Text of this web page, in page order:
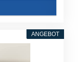
ANGEBOT